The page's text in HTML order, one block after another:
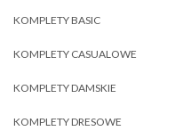
KOMPLETY BASIC
KOMPLETY CASUALOWE
KOMPLETY DAMSKIE
KOMPLETY DRESOWE